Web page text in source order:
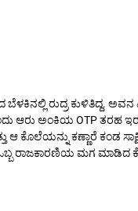
ರುದ್ರ ಕುಳಿತಿದ್ದ. ಅವನ
ಆರು ಅಂಕಿಯ OTP ತರಹ
ಕೊಲೆಯನ್ನು ಕಣ್ಣಾರೆ ಕಂಡ
ರಾಜಕಾರಣಿಯ ಮಗ ಮಾಡಿದ